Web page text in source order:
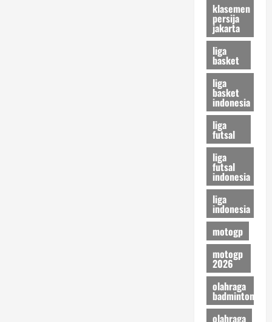
klasemen
persija
jakarta
liga
basket
liga
basket
indonesia
liga
futsal
liga
futsal
indonesia
liga
indonesia
motogp
motogp
2026
olahraga
badminton
olahraga